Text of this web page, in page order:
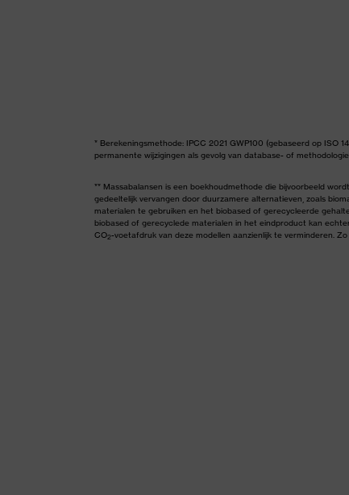
* Berekeningsmethode: IPCC 2021 GWP100 (gebaseerd op ISO
permanente wijzigingen als gevolg van database- of
** Massabalansen is een boekhoudmethode die bijvoorbeeld
gedeeltelijk vervangen door duurzamere alternatieven, zoals
materialen te gebruiken en het biobased of gerecycleerde
biobased of gerecyclede materialen in het eindproduct kan
CO2-voetafdruk van deze modellen aanzienlijk te verminderen.